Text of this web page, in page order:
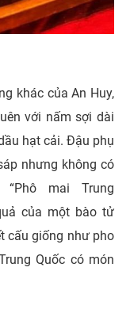
khác của An Huy,
với nấm sợi dài
hạt cải. Đậu phụ
nhưng không có
mai Trung
của một bào tử
cấu giống như pho
Quốc có món